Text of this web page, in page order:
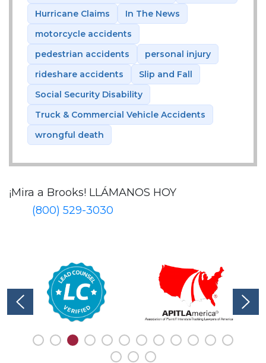
Hurricane Claims
In The News
motorcycle accidents
pedestrian accidents
personal injury
rideshare accidents
Slip and Fall
Social Security Disability
Truck & Commercial Vehicle Accidents
wrongful death
¡Mira a Brooks! LLÁMANOS HOY
(800) 529-3030